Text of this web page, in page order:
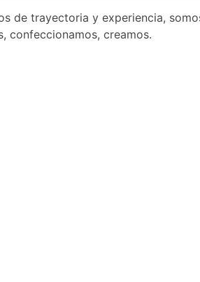
de trayectoria y experiencia,
confeccionamos, creamos.